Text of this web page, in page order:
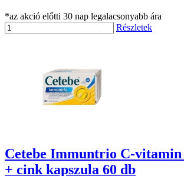
*az akció előtti 30 nap legalacsonyabb ára
Részletek
Cetebe Immuntrio C-
+ cink kapszula 60 db